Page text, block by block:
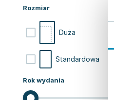
Rozmiar
Duża
Standardowa
Rok wydania